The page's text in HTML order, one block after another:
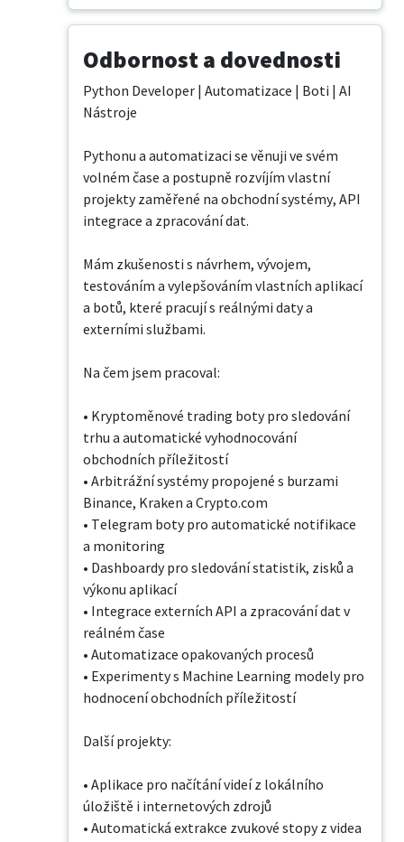
Odbornost a dovednosti
Python Developer | Automatizace | Boti | AI
Nástroje
Pythonu a automatizaci se věnuji ve svém
volném čase a postupně rozvíjím vlastní
projekty zaměřené na obchodní systémy, API
integrace a zpracování dat.
Mám zkušenosti s návrhem, vývojem,
testováním a vylepšováním vlastních aplikací
a botů, které pracují s reálnými daty a
externími službami.
Na čem jsem pracoval:
• Kryptoměnové trading boty pro sledování
trhu a automatické vyhodnocování
obchodních příležitostí
• Arbitrážní systémy propojené s burzami
Binance, Kraken a Crypto.com
• Telegram boty pro automatické notifikace
a monitoring
• Dashboardy pro sledování statistik, zisků a
výkonu aplikací
• Integrace externích API a zpracování dat v
reálném čase
• Automatizace opakovaných procesů
• Experimenty s Machine Learning modely pro
hodnocení obchodních příležitostí
Další projekty:
• Aplikace pro načítání videí z lokálního
úložiště i internetových zdrojů
• Automatická extrakce zvukové stopy z videa